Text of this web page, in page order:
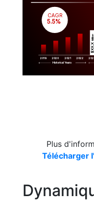
2019 2020 2021 2022
$XX.X
Million
CAGR
5.5%
Historical Years
Plus
Télécharger